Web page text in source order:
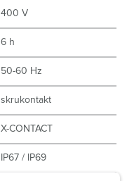
400 V
6 h
50-60 Hz
skrukontakt
X-CONTACT
IP67 / IP69